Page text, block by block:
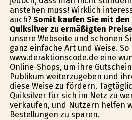
anstehen muss! Wirklich
auch? Somit kaufen Sie mit den
Quiksilver zu ermäßigten
unsere Webseite und schonen
ganz einfache Art und Weise.
www.deraktionscode.de eine
Online-Shops, um ihre
Publikum weiterzugeben und
diese Weise zu fördern.
Quiksilver für sich im Netz zu
verkaufen, und Nutzern helfen
Bestellungen zu sparen.